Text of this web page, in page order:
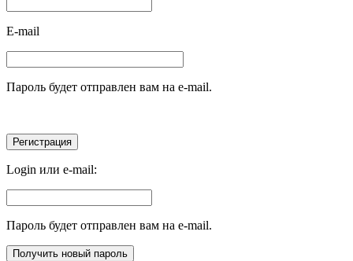
E-mail
Пароль будет отправлен вам на e-mail.
Login или e-mail:
Пароль будет отправлен вам на e-mail.